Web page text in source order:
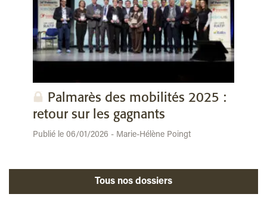
Palmarès des mobilités 2025 :
retour sur les gagnants
Publié le 06/01/2026 - Marie-Hélène Poingt
Tous nos dossiers